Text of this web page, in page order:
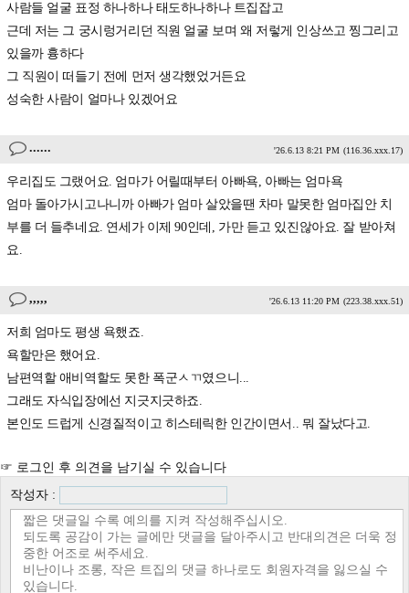
사람들 얼굴 표정 하나하나 태도하나하나 트집잡고
근데 저는 그 궁시렁거리던 직원 얼굴 보며 왜 저렇게 인상쓰고 찡그리고
있을까 흉하다
그 직원이 떠들기 전에 먼저 생각했었거든요
성숙한 사람이 얼마나 있겠어요
...... '26.6.13 8:21 PM (116.36.xxx.17)
우리집도 그랬어요. 엄마가 어릴때부터 아빠욕, 아빠는 엄마욕
엄마 돌아가시고나니까 아빠가 엄마 살았을땐 차마 말못한 엄마집안 치
부를 더 들추네요. 연세가 이제 90인데, 가만 듣고 있진않아요. 잘 받아쳐
요.
,,,,, '26.6.13 11:20 PM (223.38.xxx.51)
저희 엄마도 평생 욕했죠.
욕할만은 했어요.
남편역할 애비역할도 못한 폭군ㅅㄲ였으니...
그래도 자식입장에선 지긋지긋하죠.
본인도 드럽게 신경질적이고 히스테릭한 인간이면서.. 뭐 잘났다고.
☞ 로그인 후 의견을 남기실 수 있습니다
작성자 :